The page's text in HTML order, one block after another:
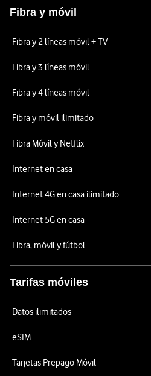
Fibra y móvil
Fibra y 2 líneas móvil + TV
Fibra y 3 líneas móvil
Fibra y 4 líneas móvil
Fibra y móvil ilimitado
Fibra Móvil y Netflix
Internet en casa
Internet 4G en casa ilimitado
Internet 5G en casa
Fibra, móvil y fútbol
Tarifas móviles
Datos ilimitados
eSIM
Tarjetas Prepago Móvil